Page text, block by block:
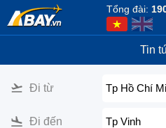
Tổng đài:
Tin
Đi từ Tp Hồ Chí
Đi đến Tp Vinh